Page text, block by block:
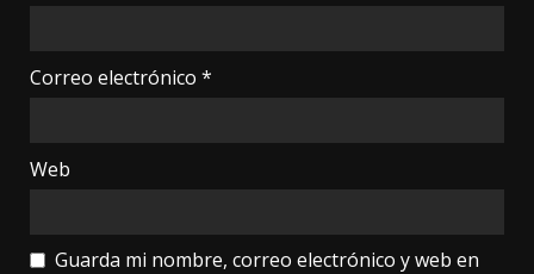
Correo electrónico *
Web
Guarda mi nombre, correo electrónico y web en